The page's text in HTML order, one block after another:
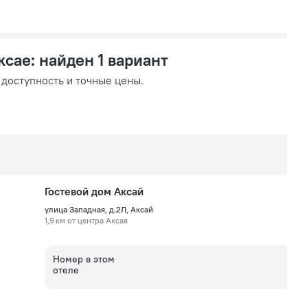
: найден 1 вариант
и точные цены.
Гостевой дом Аксай
улица Западная, д.2Л, Аксай
1,9 км от центра Аксая
Номер в этом
отеле